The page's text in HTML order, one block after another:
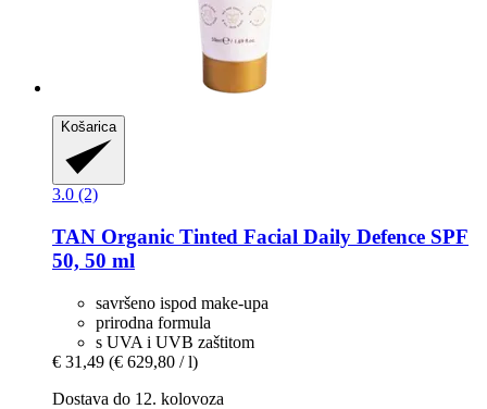
Košarica
3.0 (2)
TAN Organic Tinted Facial Daily Defence SPF
50, 50 ml
savršeno ispod make-upa
prirodna formula
s UVA i UVB zaštitom
€ 31,49 (€ 629,80 / l)
Dostava do 12. kolovoza